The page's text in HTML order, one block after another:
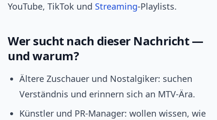
YouTube, TikTok und Streaming‑Playlists.
Wer sucht nach dieser Nachricht —
und warum?
Ältere Zuschauer und Nostalgiker: suchen
Verständnis und erinnern sich an MTV‑Ära.
Künstler und PR-Manager: wollen wissen, wie